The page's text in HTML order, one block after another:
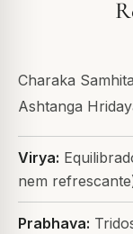
Charaka
Ashtanga
Virya:
nem
Prabhava: